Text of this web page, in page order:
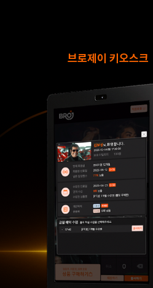
브로제이 키오스크